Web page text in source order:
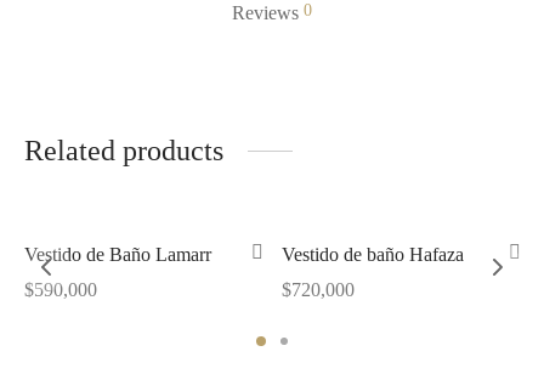
Reviews 0
Related products
Vestido de Baño Lamarr
$590,000
Vestido de baño Hafaza
$720,000